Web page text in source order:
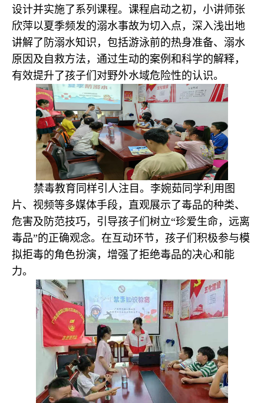
设计并实施了系列课程。课程启动之初，小讲师张
欣萍以夏季频发的溺水事故为切入点，深入浅出地
讲解了防溺水知识，包括游泳前的热身准备、溺水
原因及自救方法，通过生动的案例和科学的解释，
有效提升了孩子们对野外水域危险性的认识。
禁毒教育同样引人注目。李婉茹同学利用图
片、视频等多媒体手段，直观展示了毒品的种类、
危害及防范技巧，引导孩子们树立“珍爱生命，远离
毒品”的正确观念。在互动环节，孩子们积极参与模
拟拒毒的角色扮演，增强了拒绝毒品的决心和能
力。